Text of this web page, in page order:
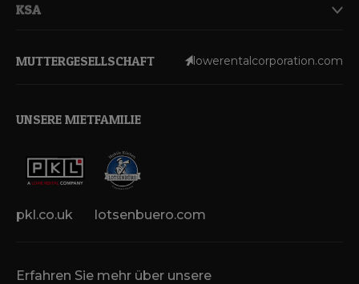
KSA
Erfahren Sie mehr über unsere
MUTTERGESELLSCHAFT lowerentalcorporation.com
UNSERE MIETFAMILIE
pkl.co.uk lotsenbuero.com